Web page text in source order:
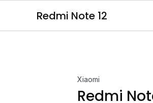
Redmi Note 12
Xiaomi
Redmi